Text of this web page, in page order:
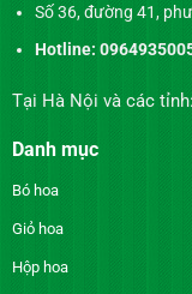
Số 36, đường 41,
Hotline:
Tại Hà Nội và các
Danh mục
Bó hoa
Giỏ hoa
Hộp hoa